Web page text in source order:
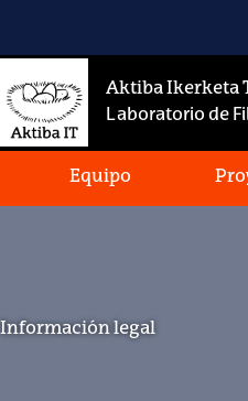
Aktiba Ikerketa
Laboratorio de
Equipo
Información legal